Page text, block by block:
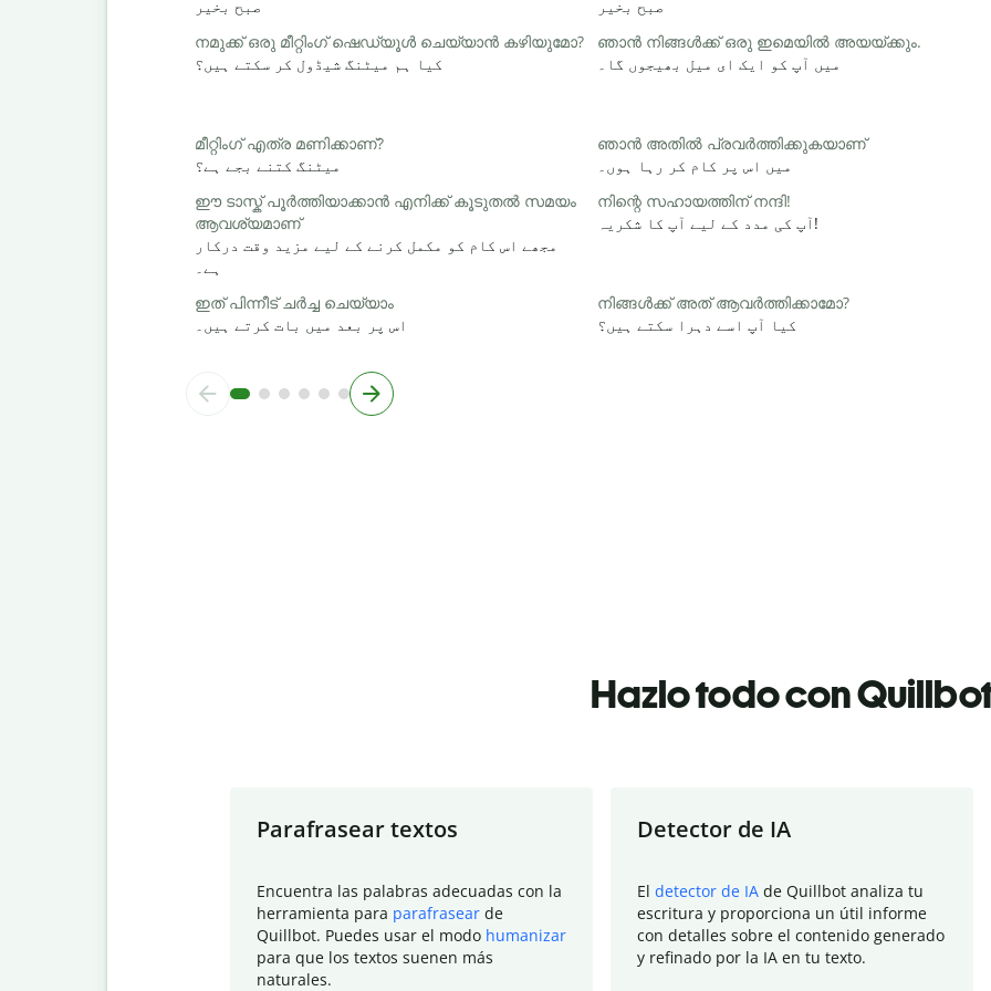
صبح بخیر
صبح بخیر
നമുക്ക് ഒരു മീറ്റിംഗ് ഷെഡ്യൂൾ ചെയ്യാൻ കഴിയുമോ?
کیا ہم میٹنگ شیڈول کر سکتے ہیں؟
ഞാൻ നിങ്ങൾക്ക് ഒരു ഇമെയിൽ അയയ്ക്കും.
میں آپ کو ایک ای میل بھیجوں گا۔
മീറ്റിംഗ് എത്ര മണിക്കാണ്?
میٹنگ کتنے بجے ہے؟
ഞാൻ അതിൽ പ്രവർത്തിക്കുകയാണ്
میں اس پر کام کر رہا ہوں۔
ഈ ടാസ്ക് പൂർത്തിയാക്കാൻ എനിക്ക് കൂടുതൽ സമയം
ആവശ്യമാണ്
مجھے اس کام کو مکمل کرنے کے لیے مزید وقت درکار
ہے۔
നിന്റെ സഹായത്തിന് നന്ദി!
آپ کی مدد کے لیے آپ کا شکریہ!
ഇത് പിന്നീട് ചർച്ച ചെയ്യാം
اس پر بعد میں بات کرتے ہیں۔
നിങ്ങൾക്ക് അത് ആവർത്തിക്കാമോ?
کیا آپ اسے دہرا سکتے ہیں؟
Hazlo todo con
Parafrasear textos
Encuentra las palabras adecuadas con la
herramienta para parafrasear de
Quillbot. Puedes usar el modo humanizar
para que los textos suenen más
naturales.
Detector de IA
El detector de IA de Quillbot analiza tu
escritura y proporciona un útil informe
con detalles sobre el contenido generado
y refinado por la IA en tu texto.